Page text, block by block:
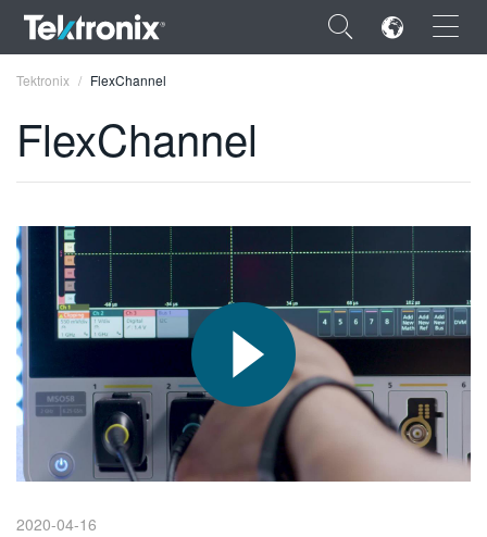
×
FRANÇAIS
DEUTSCH
VIỆT NAM
简体中文
日本語
한국어
Tektronix FlexChannel
FlexChannel
2020-04-16